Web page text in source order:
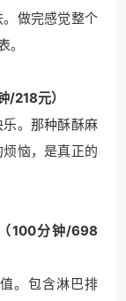
做完感觉整个
。
/218元）
。那种酥酥麻
恼，是真正的
100分钟/698
。包含淋巴排